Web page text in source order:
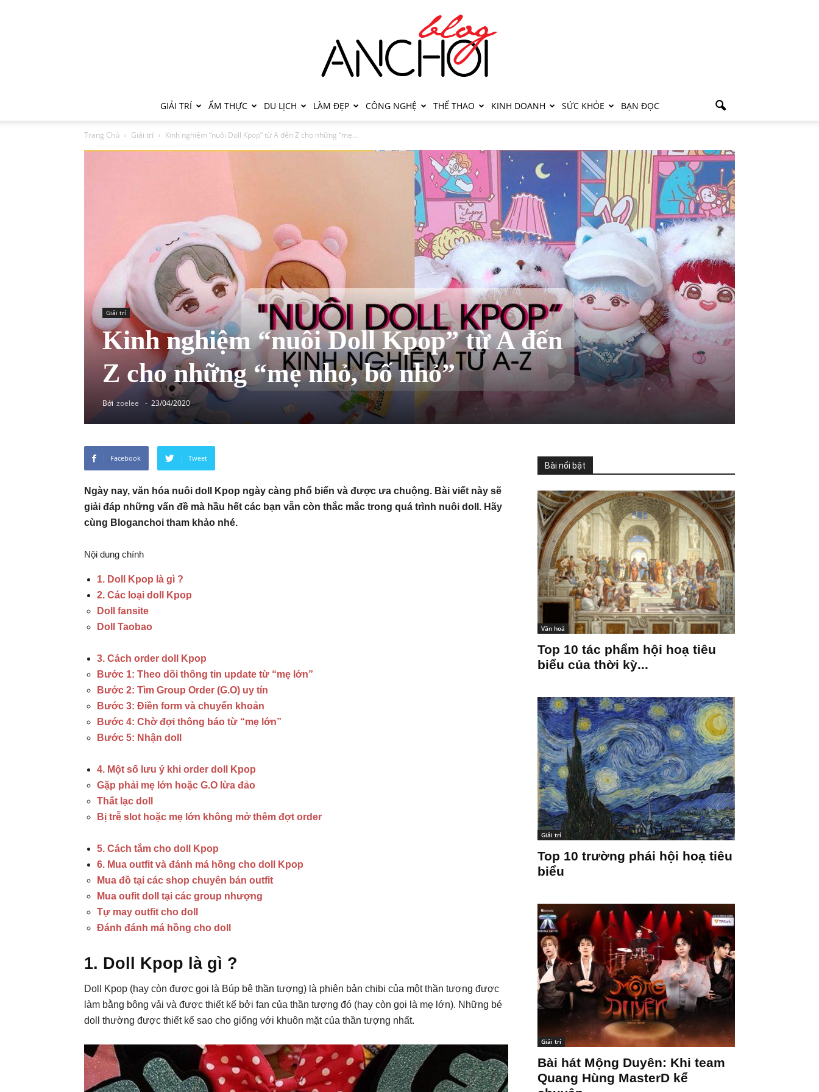
GIẢI TRÍ ẨM THỰC DU LỊCH LÀM ĐẸP CÔNG NGHỆ THỂ THAO KINH DOANH SỨC KHỎE BẠN ĐỌC
Trang Chủ Giải trí Kinh nghiệm “nuôi Doll Kpop” từ A đến Z cho những “mẹ...
Giải trí
Kinh nghiệm “nuôi Doll Kpop” từ A đến
Z cho những “mẹ nhỏ, bố nhỏ”
Bởi zoelee - 23/04/2020
Facebook Tweet
Ngày nay, văn hóa nuôi doll Kpop ngày càng phổ biến và được ưa chuộng. Bài viết này sẽ
giải đáp những vấn đề mà hầu hết các bạn vẫn còn thắc mắc trong quá trình nuôi doll. Hãy
cùng Bloganchoi tham khảo nhé.
Nội dung chính
1. Doll Kpop là gì ?
2. Các loại doll Kpop
Doll fansite
Doll Taobao
3. Cách order doll Kpop
Bước 1: Theo dõi thông tin update từ “mẹ lớn”
Bước 2: Tìm Group Order (G.O) uy tín
Bước 3: Điền form và chuyển khoản
Bước 4: Chờ đợi thông báo từ “mẹ lớn”
Bước 5: Nhận doll
4. Một số lưu ý khi order doll Kpop
Gặp phải mẹ lớn hoặc G.O lừa đảo
Thất lạc doll
Bị trễ slot hoặc mẹ lớn không mở thêm đợt order
5. Cách tắm cho doll Kpop
6. Mua outfit và đánh má hồng cho doll Kpop
Mua đồ tại các shop chuyên bán outfit
Mua oufit doll tại các group nhượng
Tự may outfit cho doll
Đánh đánh má hồng cho doll
1. Doll Kpop là gì ?
Doll Kpop (hay còn được gọi là Búp bê thần tượng) là phiên bản chibi của một thần tượng được
làm bằng bông vải và được thiết kế bởi fan của thần tượng đó (hay còn gọi là mẹ lớn). Những bé
doll thường được thiết kế sao cho giống với khuôn mặt của thần tượng nhất.
Bài nổi bật
Văn hoá
Top 10 tác phẩm hội hoạ tiêu
biểu của thời kỳ...
Giải trí
Top 10 trường phái hội hoạ tiêu
biểu
Giải trí
Bài hát Mộng Duyên: Khi team
Quang Hùng MasterD kể